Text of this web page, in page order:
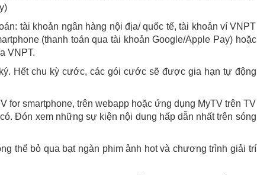
tài khoản ngân hàng nội địa/ quốc tế, tài khoản ví VNPT
(thanh toán qua tài khoản Google/Apple Pay) hoặc
VNPT.
Hết chu kỳ cước, các gói cước sẽ được gia hạn tự động
for smartphone, trên webapp hoặc ứng dụng MyTV trên TV
Đón xem những sự kiện nội dung hấp dẫn nhất trên sóng
thể bỏ qua bạt ngàn phim ảnh hot và chương trình giải trí